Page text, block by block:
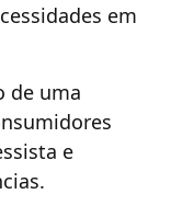
em
de uma
e